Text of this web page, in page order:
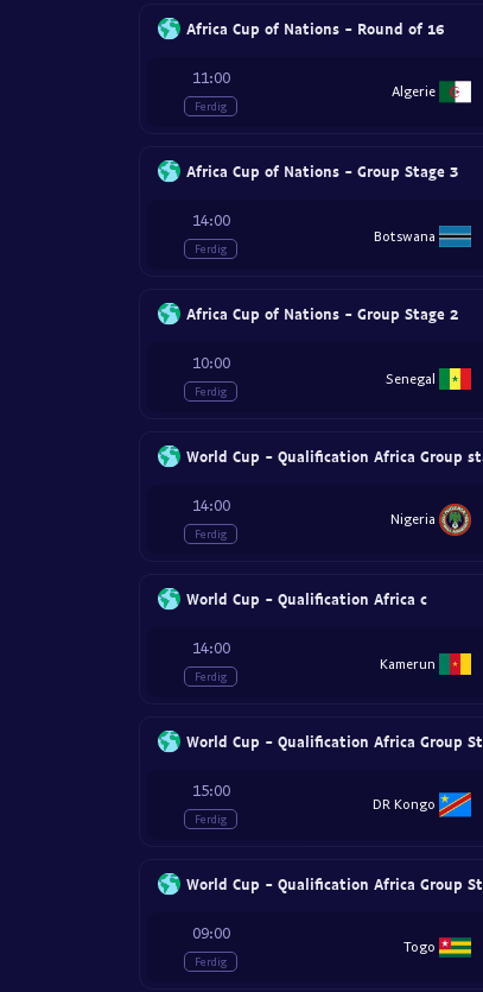
Africa Cup of Nations - Round of 16
11:00
Ferdig
Algerie
Africa Cup of Nations - Group Stage 3
14:00
Ferdig
Botswana
Africa Cup of Nations - Group Stage 2
10:00
Ferdig
Senegal
World Cup - Qualification Africa Group
14:00
Ferdig
Nigeria
World Cup - Qualification Africa c
14:00
Ferdig
Kamerun
World Cup - Qualification Africa Group
15:00
Ferdig
DR Kongo
World Cup - Qualification Africa Group
09:00
Ferdig
Togo